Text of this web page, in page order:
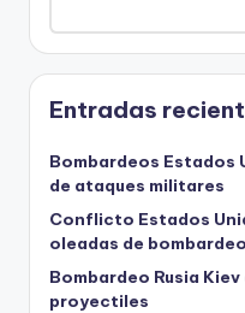
Entradas
Bombardeos Estados
de ataques militares
Conflicto Estados
oleadas de
Bombardeo Rusia
proyectiles